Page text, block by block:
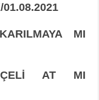
MI
AT MI